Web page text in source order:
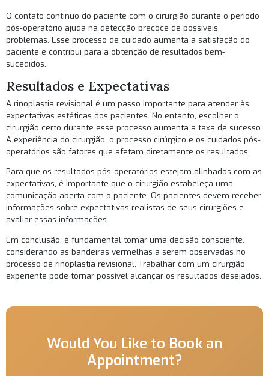
O contato contínuo do paciente com o cirurgião durante o período
pós-operatório ajuda na detecção precoce de possíveis
problemas. Esse processo de cuidado aumenta a satisfação do
paciente e contribui para a obtenção de resultados bem-
sucedidos.
Resultados e Expectativas
A rinoplastia revisional é um passo importante para atender às
expectativas estéticas dos pacientes. No entanto, escolher o
cirurgião certo durante esse processo aumenta a taxa de sucesso.
A experiência do cirurgião, o processo cirúrgico e os cuidados pós-
operatórios são fatores que afetam diretamente os resultados.
Para que os resultados pós-operatórios estejam alinhados com as
expectativas, é importante que o cirurgião estabeleça uma
comunicação aberta com o paciente. Os pacientes devem receber
informações sobre expectativas realistas de seus cirurgiões e
avaliar essas informações.
Em conclusão, é fundamental tomar uma decisão consciente,
considerando as bandeiras vermelhas a serem observadas no
processo de rinoplastia revisional. Trabalhar com um cirurgião
experiente pode tornar possível alcançar os resultados desejados.
Would You Like to Book an
Appointment?